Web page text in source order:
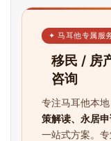
✦ 马耳他专属服
移民 / 房
咨询
专注马耳他本
策解读、永居
一站式方案。